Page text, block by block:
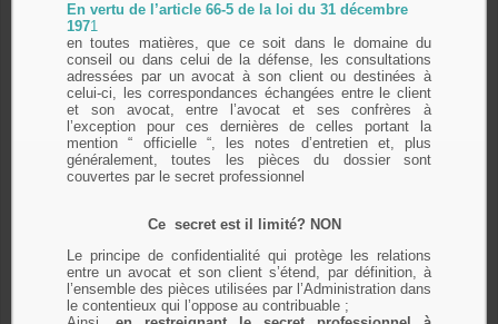
En vertu de l’article 66-5 de la loi du 31 décembre
1971
en toutes matières, que ce soit dans le domaine du
conseil ou dans celui de la défense, les consultations
adressées par un avocat à son client ou destinées à
celui-ci, les correspondances échangées entre le client
et son avocat, entre l’avocat et ses confrères à
l’exception pour ces dernières de celles portant la
mention “ officielle “, les notes d’entretien et, plus
généralement, toutes les pièces du dossier sont
couvertes par le secret professionnel
Ce secret est il limité? NON
Le principe de confidentialité qui protège les relations
entre un avocat et son client s’étend, par définition, à
l’ensemble des pièces utilisées par l’Administration dans
le contentieux qui l’oppose au contribuable ;